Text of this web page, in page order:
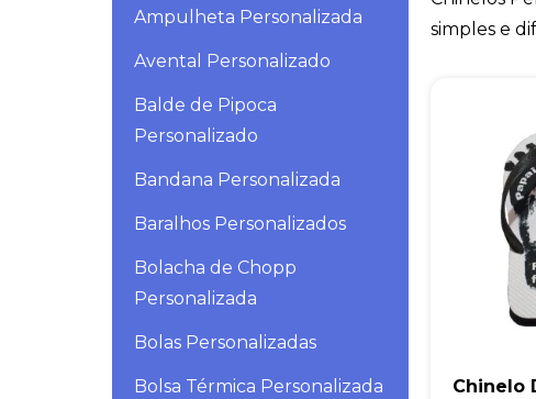
Ampulheta Personalizada
Avental Personalizado
Balde de Pipoca
Personalizado
Bandana Personalizada
Baralhos Personalizados
Bolacha de Chopp
Personalizada
Bolas Personalizadas
Bolsa Térmica Personalizada
simples e
Chinelo